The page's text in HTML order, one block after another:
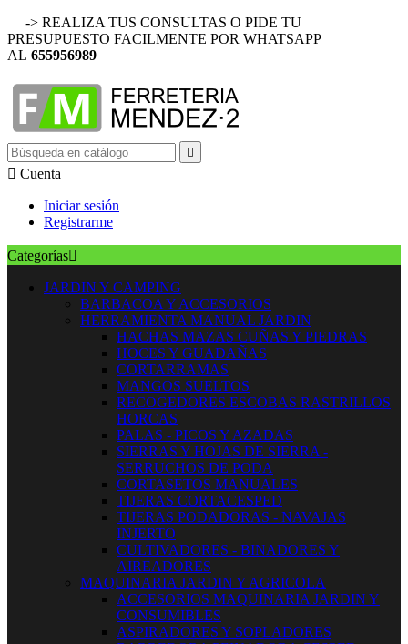
-> REALIZA TUS CONSULTAS O PIDE TU
PRESUPUESTO FACILMENTE POR WHATSAPP
AL 655956989

 Cuenta
Iniciar sesión
Registrarme
Categorías
JARDIN Y CAMPING
BARBACOA Y ACCESORIOS
HERRAMIENTA MANUAL JARDIN
HACHAS MAZAS CUÑAS Y PIEDRAS
HOCES Y GUADAÑAS
CORTARRAMAS
MANGOS SUELTOS
RECOGEDORES ESCOBAS RASTRILLOS
HORCAS
PALAS - PICOS Y AZADAS
SIERRAS Y HOJAS DE SIERRA -
SERRUCHOS DE PODA
CORTASETOS MANUALES
TIJERAS CORTACESPED
TIJERAS PODADORAS - NAVAJAS
INJERTO
CULTIVADORES - BINADORES Y
AIREADORES
MAQUINARIA JARDIN Y AGRICOLA
ACCESORIOS MAQUINARIA JARDIN Y
CONSUMIBLES
ASPIRADORES Y SOPLADORES